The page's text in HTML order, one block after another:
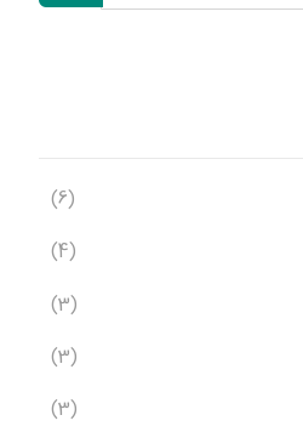
(6)
(4)
(3)
(3)
(3)